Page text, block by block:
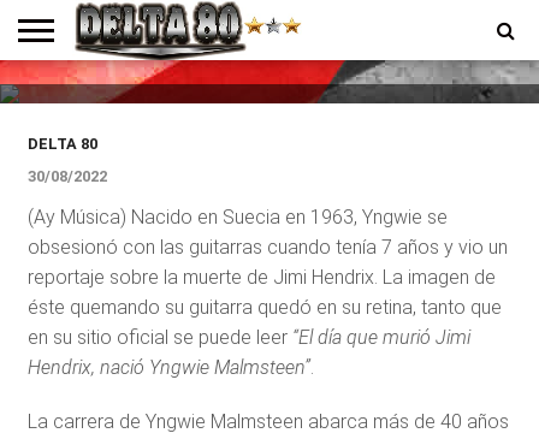
ENTREVISTAS
PREMIOS
PRODUCCIONES
PROGRAMACION
CONTACTO
HOMEPAGE
Yngwie Malmsteen vuelve a la
Argentina y al Teatro Vorterix
DELTA 80
30/08/2022
(Ay Música) Nacido en Suecia en 1963, Yngwie se
obsesionó con las guitarras cuando tenía 7 años y vio un
reportaje sobre la muerte de Jimi Hendrix. La imagen de
éste quemando su guitarra quedó en su retina, tanto que
en su sitio oficial se puede leer “El día que murió Jimi
Hendrix, nació Yngwie Malmsteen”.
La carrera de Yngwie Malmsteen abarca más de 40 años